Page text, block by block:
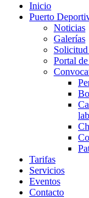
Inicio
Puerto
Noticias
Galerías
Portal
Tarifas
Servicios
Eventos
Contacto